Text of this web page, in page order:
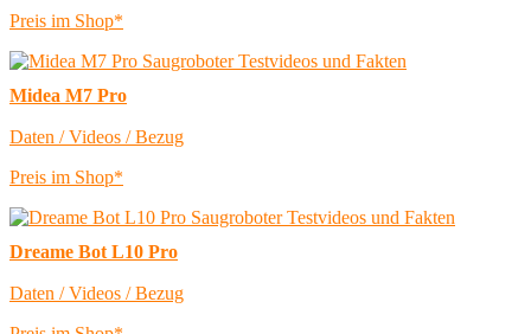
Preis im Shop*
Midea M7 Pro
Daten / Videos / Bezug
Preis im Shop*
Dreame Bot L10 Pro
Daten / Videos / Bezug